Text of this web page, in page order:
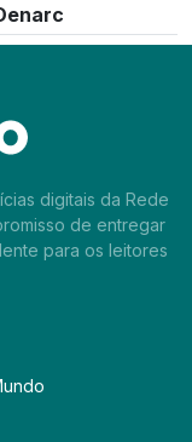
digitais da Rede
de entregar
para os leitores